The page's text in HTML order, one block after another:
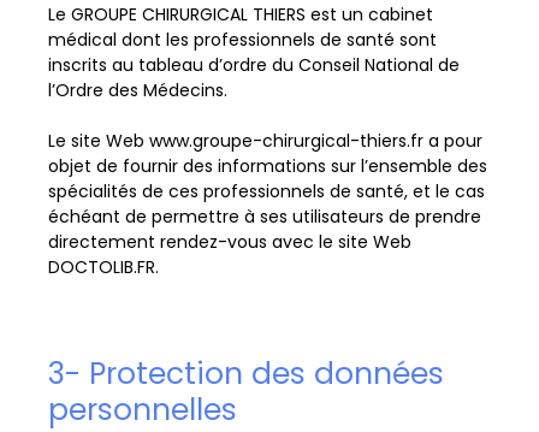
Le GROUPE CHIRURGICAL THIERS est un cabinet
médical dont les professionnels de santé sont
inscrits au tableau d’ordre du Conseil National de
l’Ordre des Médecins.
Le site Web www.groupe-chirurgical-thiers.fr a pour
objet de fournir des informations sur l’ensemble des
spécialités de ces professionnels de santé, et le cas
échéant de permettre à ses utilisateurs de prendre
directement rendez-vous avec le site Web
DOCTOLIB.FR.
3- Protection des données
personnelles